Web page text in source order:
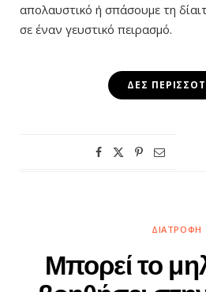
απολαυστικό ή σπάσουμε τη
σε έναν γευστικό πειρασμό.
ΔΕΣ
ΔΙΑΤΡΟΦΉ
Μπορεί το